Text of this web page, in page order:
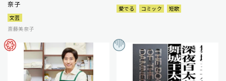
奈子
文芸
斎藤美奈子
愛でる コミック 短歌